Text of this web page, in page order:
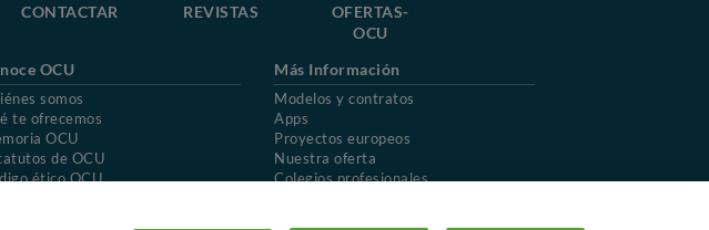
CONTACTAR REVISTAS
OFERTAS-
OCU
OCU
somos
te ofrecemos
OCU
de OCU
ético OCU
Más Información
Modelos y contratos
Apps
Proyectos europeos
Nuestra oferta
Colegios profesionales